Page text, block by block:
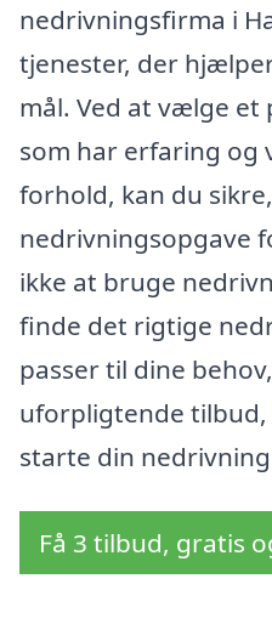
nedrivningsfirma i
tjenester, der
mål. Ved at vælge
som har erfaring og
forhold, kan du
nedrivningsopgave
ikke at bruge
finde det rigtige
passer til dine
uforpligtende
starte din
Få 3 tilbud, gratis